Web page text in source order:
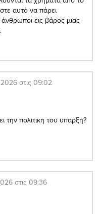
αυτό να πάρει
εις βάρος μιας
2026 στις 09:02
την πολιτικη του υπαρξη?
στις 09:36